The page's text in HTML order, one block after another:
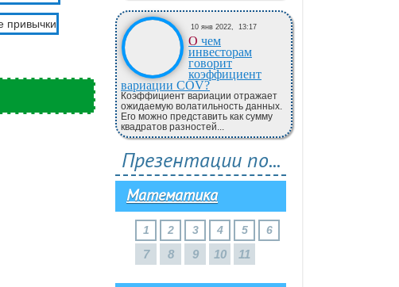
10 янв 2022, 13:17
О чем
инвесторам
говорит
коэффициент
вариации COV?
Коэффициент вариации отражает
ожидаемую волатильность данных.
Его можно представить как сумму
квадратов разностей...
Презентации по...
Математика
1 2 3 4 5 6
7 8 9 10 11